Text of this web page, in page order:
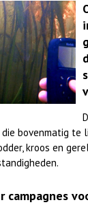
bovenmatig te
kroos en
campagnes